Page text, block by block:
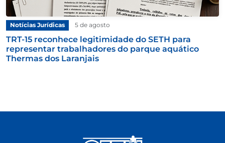
Notícias Jurídicas 5 de agosto
TRT-15 reconhece legitimidade do SETH para
representar trabalhadores do parque aquático
Thermas dos Laranjais